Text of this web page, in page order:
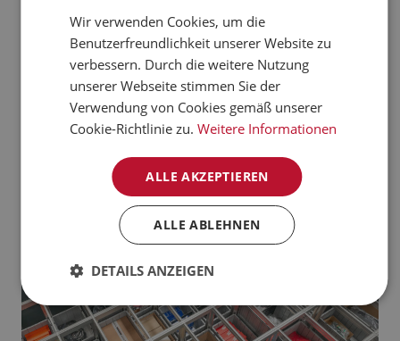
verarbeiten kann.
Jetzt mehr erfahren
Aktuelle News: FRENCH
DANISH
POLISH
ITALIAN
Wir verwenden Cookies, um die
Benutzerfreundlichkeit unserer Website zu
verbessern. Durch die weitere Nutzung
unserer Webseite stimmen Sie der
Verwendung von Cookies gemäß unserer
Cookie-Richtlinie zu. Weitere Informationen
ALLE AKZEPTIEREN
ALLE ABLEHNEN
DETAILS ANZEIGEN